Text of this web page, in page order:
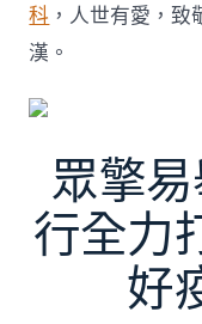
科 ，人世有愛，
漢。
眾擎
行全力
好